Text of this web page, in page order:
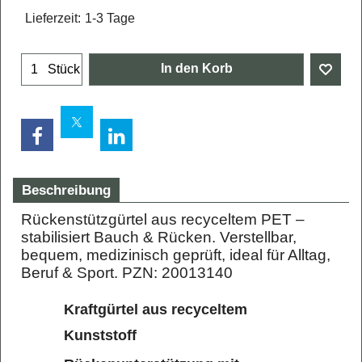
Lieferzeit: 1-3 Tage
Stück In den Korb
Beschreibung
Rückenstützgürtel aus recyceltem PET –
stabilisiert Bauch & Rücken. Verstellbar,
bequem, medizinisch geprüft, ideal für Alltag,
Beruf & Sport. PZN: 20013140
Kraftgürtel aus recyceltem
Kunststoff